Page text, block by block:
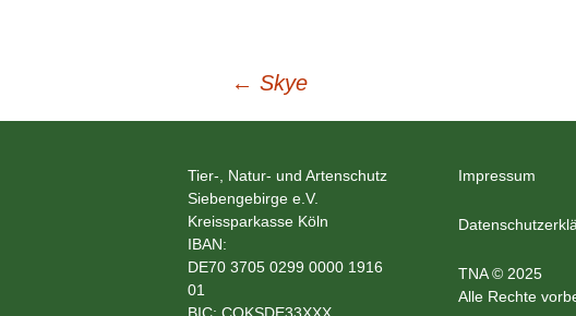
Beitragsnavigation
← Skye
Tier-, Natur- und Artenschutz
Siebengebirge e.V.
Kreissparkasse Köln
IBAN:
DE70 3705 0299 0000 1916
01
BIC: COKSDE33XXX
Impressum
TNA © 2025
Alle Rechte